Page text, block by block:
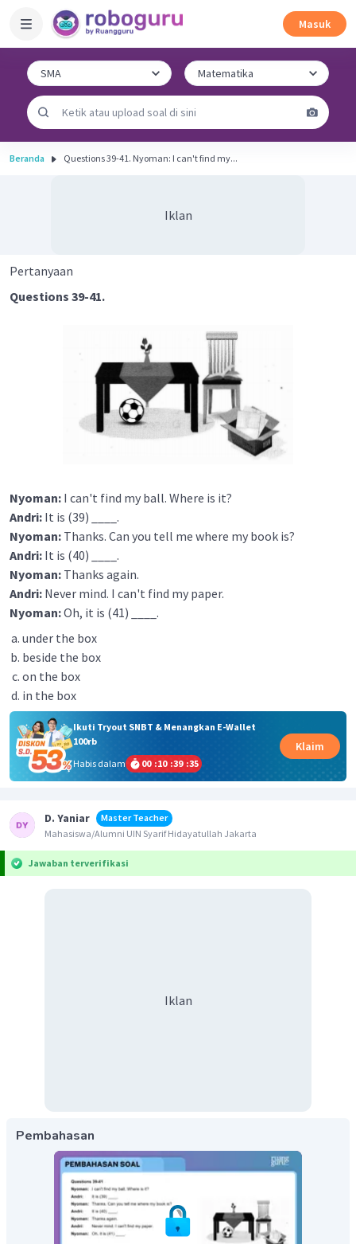
Masuk
Beranda Questions 39-41. Nyoman: I can't find my...
Iklan
Pertanyaan
Questions 39-41.
Nyoman: I can't find my ball. Where is it?
Andri: It is (39) ____.
Nyoman: Thanks. Can you tell me where my book is?
Andri: It is (40) ____.
Nyoman: Thanks again.
Andri: Never mind. I can't find my paper.
Nyoman:Oh, it is (41) ____.
under the box
beside the box
on the box
in the box
Ikuti Tryout SNBT & Menangkan E-Wallet
100rb
Habis dalam
00 :10 :39 :35
Klaim
D. Yaniar
Master Teacher
Mahasiswa/Alumni UIN Syarif Hidayatullah Jakarta
Jawaban terverifikasi
Iklan
Pembahasan